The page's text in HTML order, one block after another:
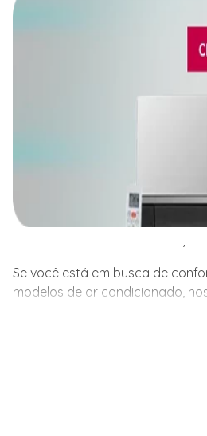
Se você está em busca de
Se você está em busca de
modelos de ar condicionado,